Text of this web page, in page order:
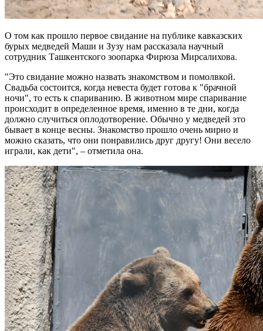
О том как прошло первое свидание на публике кавказских
бурых медведей Маши и Зузу нам рассказала научный
сотрудник Ташкентского зоопарка Фирюза Мирсалихова.
"Это свидание можно назвать знакомством и помолвкой.
Свадьба состоится, когда невеста будет готова к "брачной
ночи", то есть к спариванию. В животном мире спаривание
происходит в определенное время, именно в те дни, когда
должно случиться оплодотворение. Обычно у медведей это
бывает в конце весны. Знакомство прошло очень мирно и
можно сказать, что они понравились друг другу! Они весело
играли, как дети", – отметила она.